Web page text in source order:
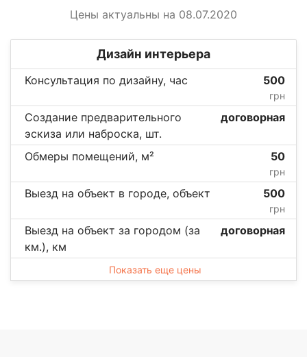
Цены актуальны на 08.07.2020
Дизайн интерьера
Консультация по дизайну, час 500
грн
Создание предварительного
эскиза или наброска, шт.
договорная
Обмеры помещений, м² 50
грн
Выезд на объект в городе, объект 500
грн
Выезд на объект за городом (за
км.), км
договорная
Показать еще цены